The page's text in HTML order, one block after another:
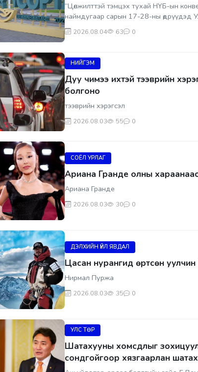
“Цөлжилттэй тэмцэх тухай НҮБ-ын
наймдугаар сарын 17-28-ны өдрүүдэд
2026.08.04 63 0
НИЙГЭМ
Дуу чимээ ихтэй тээврийн
болгоно
тээврийн хэрэгсэл
2026.08.03 55 0
СОЁЛ УРЛАГ
Ариана Гранде олны
Ариана Гранде
2026.08.03 30 0
ДЭЛХИЙН ҮЙЛ ЯВДАЛ
Цасан нурангид өртсөн
Нирмал Пуржа
2026.08.03 35 0
УЛС ТӨР
Шатахууны хомсдлыг
сондгойгоор хязгаарлан